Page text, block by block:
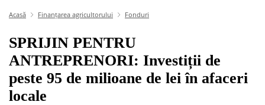
Acasă Finanțarea agricultorului Fonduri
SPRIJIN PENTRU
ANTREPRENORI: Investiții de
peste 95 de milioane de lei în afaceri
locale